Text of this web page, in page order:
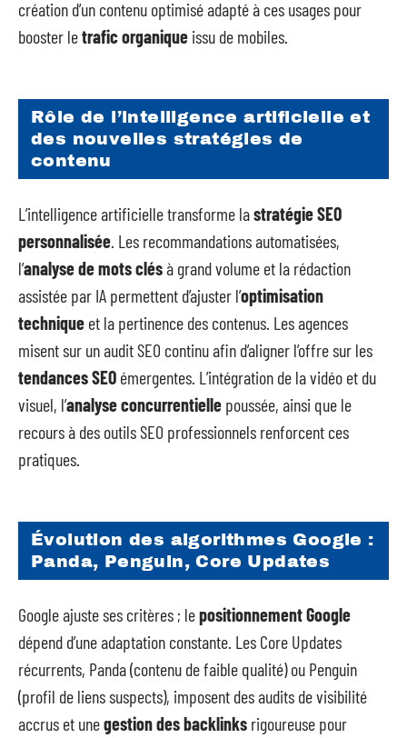
création d’un contenu optimisé adapté à ces usages pour
booster letrafic organique issu de mobiles.
Rôle de l’intelligence artificielle et
des nouvelles stratégies de
contenu
L’intelligence artificielle transforme lastratégie SEO
personnalisée . Les recommandations automatisées,
l’analyse de mots clésà grand volume et la rédaction
assistée par IA permettent d’ajuster l’optimisation
technique et la pertinence des contenus. Les agences
misent sur un audit SEO continu afin d’aligner l’offre sur les
tendances SEO émergentes. L’intégration de la vidéo et du
visuel, l’analyse concurrentielle poussée, ainsi que le
recours à des outils SEO professionnels renforcent ces
pratiques.
Évolution des algorithmes Google :
Panda, Penguin, Core Updates
Google ajuste ses critères ; lepositionnement Google
dépend d’une adaptation constante. Les Core Updates
récurrents, Panda (contenu de faible qualité) ou Penguin
(profil de liens suspects), imposent des audits de visibilité
accrus et unegestion des backlinks rigoureuse pour